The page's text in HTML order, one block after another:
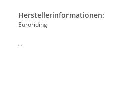
Herstellerinformationen:
Euroriding
, ,